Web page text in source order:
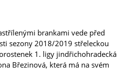
brankami vede před
sezony 2018/2019 střeleckou
1. ligy jindřichohradecká
Březinová, která má na svém